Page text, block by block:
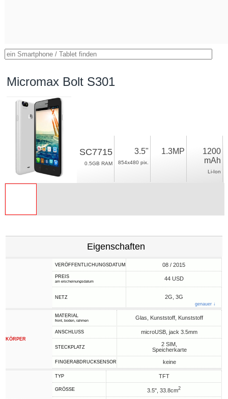
Micromax Bolt S301
SC7715
0.5GB RAM
3.5"
854x480 pix.
1.3MP
1200
mAh
Li-Ion
Eigenschaften
VERÖFFENTLICHUNGSDATUM 08 / 2015
PREIS
am erscheinungsdatum 44 USD
NETZ 2G, 3G
genauer ↓
KÖRPER
MATERIAL
front, boden, rahmen Glas, Kunststoff, Kunststoff
ANSCHLUSS microUSB, jack 3.5mm
STECKPLATZ
2 SIM,
Speicherkarte
FINGERABDRUCKSENSOR keine
TYP TFT
GRÖSSE 3.5", 33.8cm2